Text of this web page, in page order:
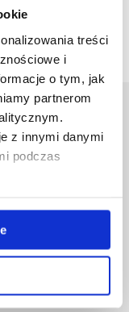
treści
i
o tym, jak
partnerom
z innymi danymi
podczas
(17.9 KiB)